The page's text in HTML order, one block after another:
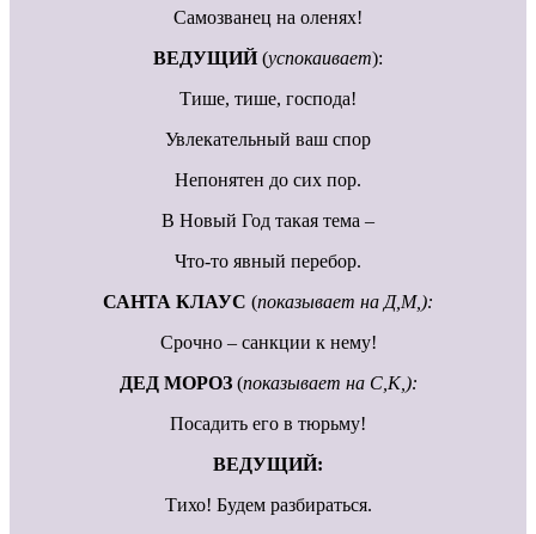
Самозванец на оленях!
ВЕДУЩИЙ(успокаивает):
Тише, тише, господа!
Увлекательный ваш спор
Непонятен до сих пор.
В Новый Год такая тема –
Что-то явный перебор.
САНТА КЛАУС (показывает на Д,М,):
Срочно – санкции к нему!
ДЕД МОРОЗ(показывает на С,К,):
Посадить его в тюрьму!
ВЕДУЩИЙ:
Тихо! Будем разбираться.